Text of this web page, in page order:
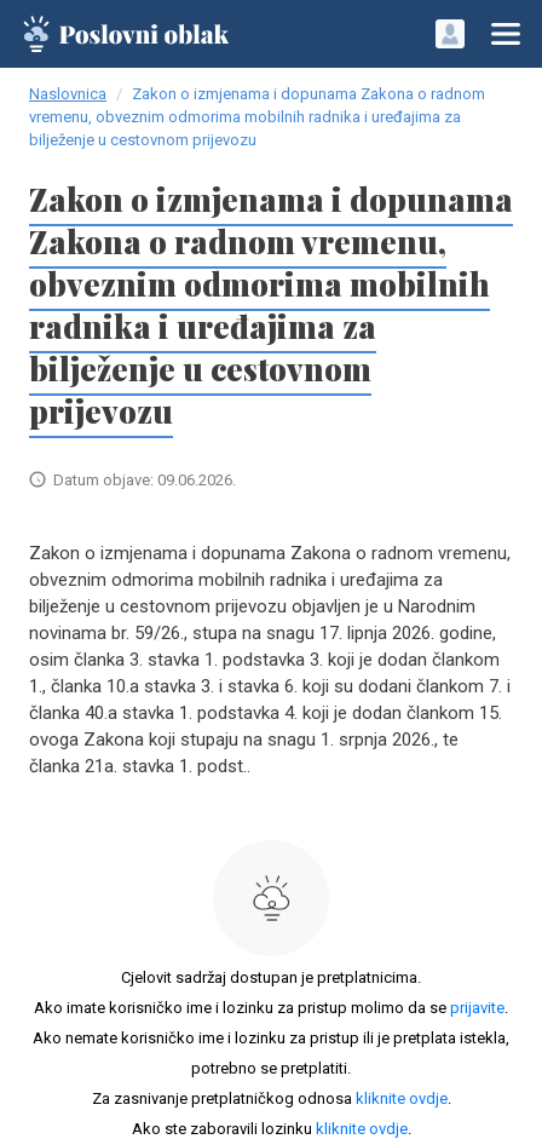
Naslovnica
Zakon o izmjenama i dopunama Zakona o radnom
vremenu, obveznim odmorima mobilnih radnika i uređajima za
bilježenje u cestovnom prijevozu
Zakon o izmjenama i dopunama
Zakona o radnom vremenu,
obveznim odmorima mobilnih
radnika i uređajima za
bilježenje u cestovnom
prijevozu
Datum objave: 09.06.2026.
Zakon o izmjenama i dopunama Zakona o radnom vremenu,
obveznim odmorima mobilnih radnika i uređajima za
bilježenje u cestovnom prijevozu objavljen je u Narodnim
novinama br. 59/26., stupa na snagu 17. lipnja 2026. godine,
osim članka 3. stavka 1. podstavka 3. koji je dodan člankom
1., članka 10.a stavka 3. i stavka 6. koji su dodani člankom 7. i
članka 40.a stavka 1. podstavka 4. koji je dodan člankom 15.
ovoga Zakona koji stupaju na snagu 1. srpnja 2026., te
članka 21a. stavka 1. podst..
Cjelovit sadržaj dostupan je pretplatnicima.
Ako imate korisničko ime i lozinku za pristup molimo da se prijavite.
Ako nemate korisničko ime i lozinku za pristup ili je pretplata istekla,
potrebno se pretplatiti.
Za zasnivanje pretplatničkog odnosa kliknite ovdje.
Ako ste zaboravili lozinku kliknite ovdje.